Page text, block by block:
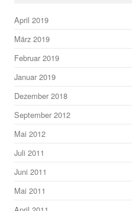
April 2019
März 2019
Februar 2019
Januar 2019
Dezember 2018
September 2012
Mai 2012
Juli 2011
Juni 2011
Mai 2011